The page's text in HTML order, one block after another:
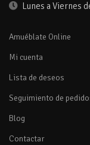
Lunes a Viernes
Amuéblate Online
Mi cuenta
Lista de deseos
Seguimiento de
Blog
Contactar